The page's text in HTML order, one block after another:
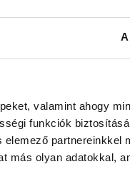
valamint ahogy
funkciók
partnereinkkel
más olyan adatokkal,
igénybevétel